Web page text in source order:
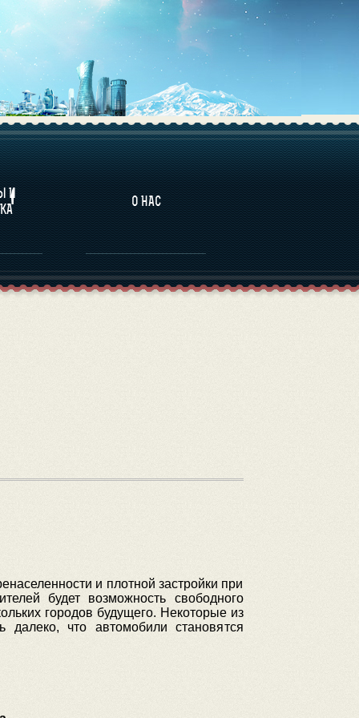
И
О НАС
и плотной застройки при
будет возможность свободного
городов будущего. Некоторые из
что автомобили становятся